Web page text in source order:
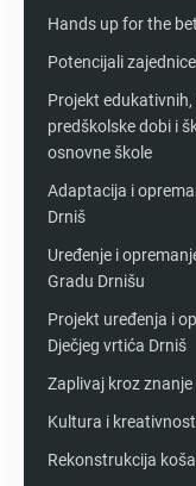
Hands up for the
Potencijali zajednice
Projekt
predškolske dobi i
osnovne škole
Adaptacija i
Drniš
Uređenje i
Gradu Drnišu
Projekt uređenja i
Dječjeg vrtića Drniš
Zaplivaj kroz
Kultura i
Rekonstrukcija